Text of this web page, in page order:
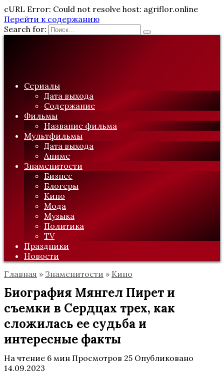
cURL Error: Could not resolve host: agriflor.online
Перейти к содержанию
Search for:
Сериалы
Дата выхода
Содержание
Фильмы
Название фильма
Мультфильмы
Дата выхода
Аниме
Знаменитости
Бизнес
Блогеры
Кино
Мода
Музыка
Политика
TV
Праздники
Новости
Главная » Знаменитости » Кино
Биография Мянгел Пирет и
съемки в Сердцах трех, как
сложилась ее судьба и
интересные факты
На чтение 6 мин Просмотров 25 Опубликовано
14.09.2023